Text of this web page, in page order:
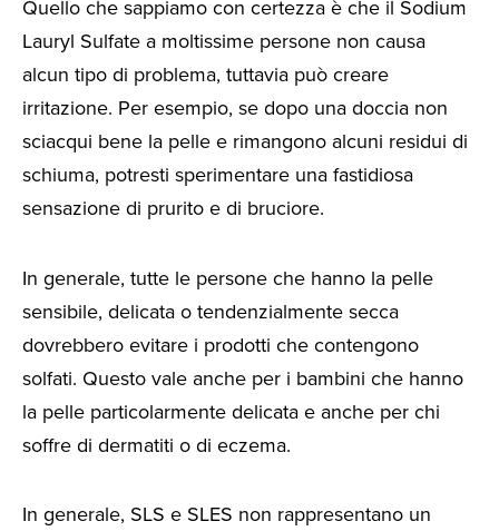
Quello che sappiamo con certezza è che il Sodium
Lauryl Sulfate a moltissime persone non causa
alcun tipo di problema, tuttavia può creare
irritazione. Per esempio, se dopo una doccia non
sciacqui bene la pelle e rimangono alcuni residui di
schiuma, potresti sperimentare una fastidiosa
sensazione di prurito e di bruciore.
In generale, tutte le persone che hanno la pelle
sensibile, delicata o tendenzialmente secca
dovrebbero evitare i prodotti che contengono
solfati. Questo vale anche per i bambini che hanno
la pelle particolarmente delicata e anche per chi
soffre di dermatiti o di eczema.
In generale, SLS e SLES non rappresentano un